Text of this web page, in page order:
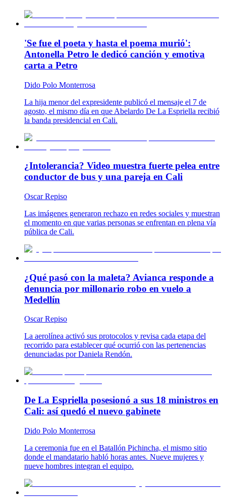
'Se fue el poeta y hasta el poema murió':
Antonella Petro le dedicó canción y emotiva
carta a Petro
Dido Polo Monterrosa
La hija menor del expresidente publicó el mensaje el 7 de
agosto, el mismo día en que Abelardo De La Espriella recibió
la banda presidencial en Cali.
¿Intolerancia? Video muestra fuerte pelea entre
conductor de bus y una pareja en Cali
Oscar Repiso
Las imágenes generaron rechazo en redes sociales y muestran
el momento en que varias personas se enfrentan en plena vía
pública de Cali.
¿Qué pasó con la maleta? Avianca responde a
denuncia por millonario robo en vuelo a
Medellín
Oscar Repiso
La aerolínea activó sus protocolos y revisa cada etapa del
recorrido para establecer qué ocurrió con las pertenencias
denunciadas por Daniela Rendón.
De La Espriella posesionó a sus 18 ministros en
Cali: así quedó el nuevo gabinete
Dido Polo Monterrosa
La ceremonia fue en el Batallón Pichincha, el mismo sitio
donde el mandatario habló horas antes. Nueve mujeres y
nueve hombres integran el equipo.